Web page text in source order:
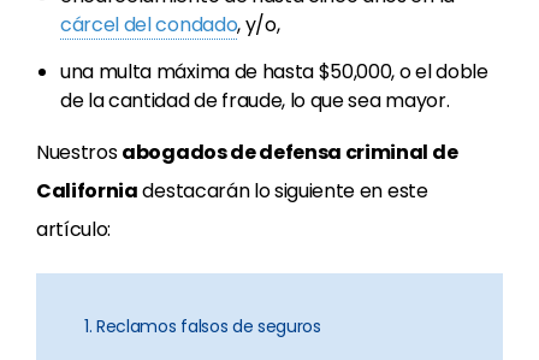
cárcel del condado, y/o,
una multa máxima de hasta $50,000, o el doble
de la cantidad de fraude, lo que sea mayor.
Nuestrosabogados de defensa criminal de
Californiadestacarán lo siguiente en este
artículo:
1. Reclamos falsos de seguros